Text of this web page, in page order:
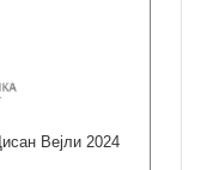
Вејли 2024